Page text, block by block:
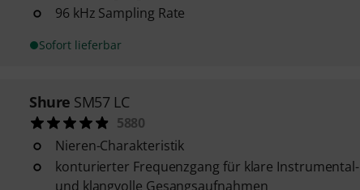
96 kHz Sampling Rate
Sofort lieferbar
Shure SM57 LC
5880
Nieren-Charakteristik
konturierter Frequenzgang für klare Instrumental-
und klangvolle Gesangsaufnahmen